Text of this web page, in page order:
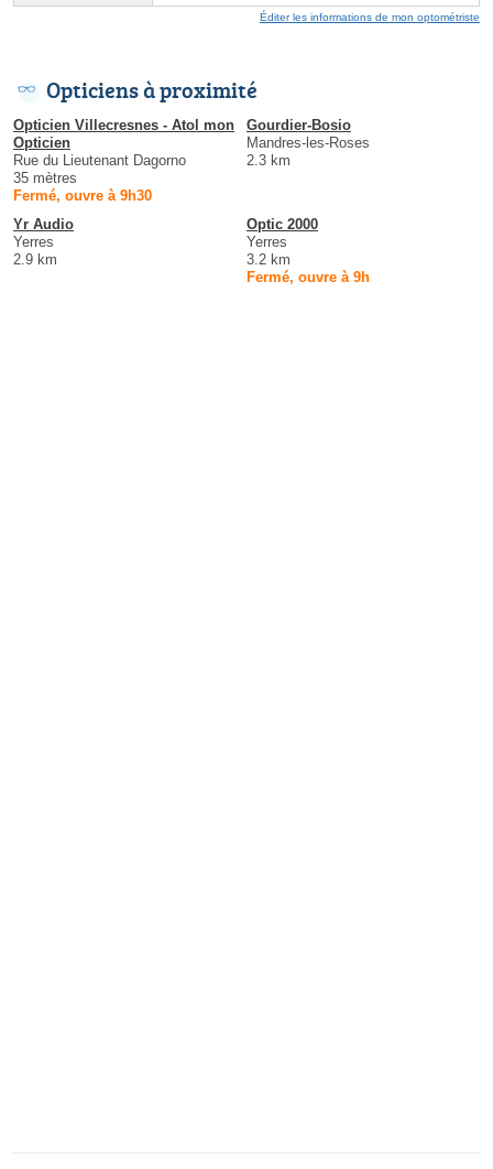
Éditer les informations de mon optométriste
Opticiens à proximité
Opticien Villecresnes - Atol mon
Opticien
Rue du Lieutenant Dagorno
35 mètres
Fermé, ouvre à 9h30
Gourdier-Bosio
Mandres-les-Roses
2.3 km
Yr Audio
Yerres
2.9 km
Optic 2000
Yerres
3.2 km
Fermé, ouvre à 9h